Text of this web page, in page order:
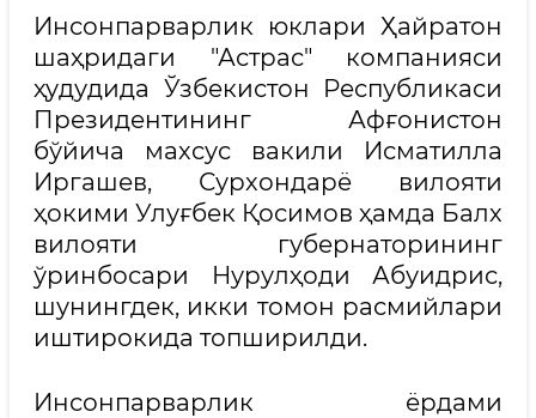
Инсонпарварлик юклари Ҳайратон
шаҳридаги "Астрас" компанияси
ҳудудида Ўзбекистон Республикаси
Президентининг Афғонистон
бўйича махсус вакили Исматилла
Иргашев, Сурхондарё вилояти
ҳокими Улуғбек Қосимов ҳамда Балх
вилояти губернаторининг
ўринбосари Нурулҳоди Абуидрис,
шунингдек, икки томон расмийлари
иштирокида топширилди.
Инсонпарварлик ёрдами